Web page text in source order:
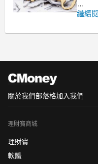
保險
繼續
關於我們部落格加入我們
理財寶商城
理財寶
軟體